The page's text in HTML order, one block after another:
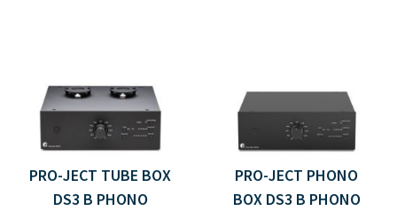
PRO-JECT TUBE BOX
DS3 B PHONO
PRO-JECT PHONO
BOX DS3 B PHONO